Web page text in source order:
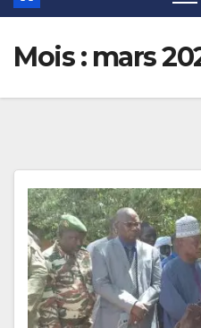
Mois : mars